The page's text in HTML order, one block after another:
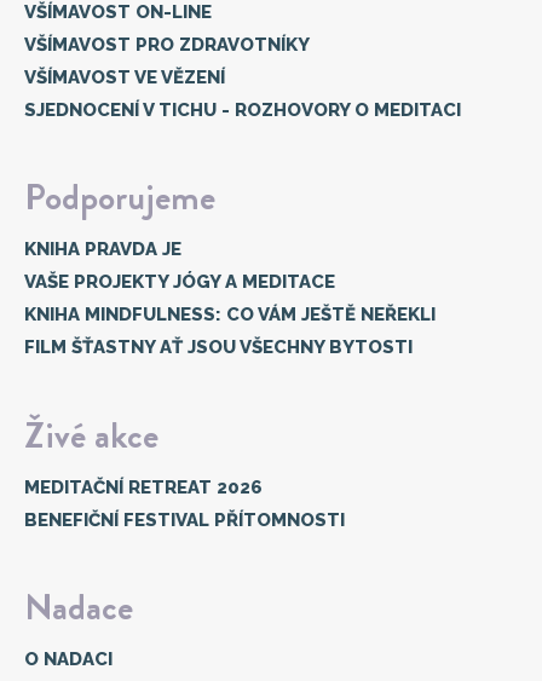
VŠÍMAVOST ON-LINE
VŠÍMAVOST PRO ZDRAVOTNÍKY
VŠÍMAVOST VE VĚZENÍ
SJEDNOCENÍ V TICHU - ROZHOVORY O MEDITACI
Podporujeme
KNIHA PRAVDA JE
VAŠE PROJEKTY JÓGY A MEDITACE
KNIHA MINDFULNESS: CO VÁM JEŠTĚ NEŘEKLI
FILM ŠŤASTNY AŤ JSOU VŠECHNY BYTOSTI
Živé akce
MEDITAČNÍ RETREAT 2026
BENEFIČNÍ FESTIVAL PŘÍTOMNOSTI
Nadace
O NADACI